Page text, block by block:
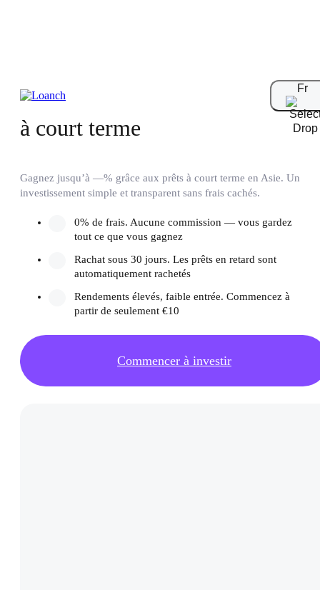
Fr
Investissement
à court terme
Gagnez jusqu’à —% grâce aux prêts à court terme en Asie. Un
investissement simple et transparent sans frais cachés.
0% de frais. Aucune commission — vous gardez
tout ce que vous gagnez
Rachat sous 30 jours. Les prêts en retard sont
automatiquement rachetés
Rendements élevés, faible entrée. Commencez à
partir de seulement €10
Commencer à investir